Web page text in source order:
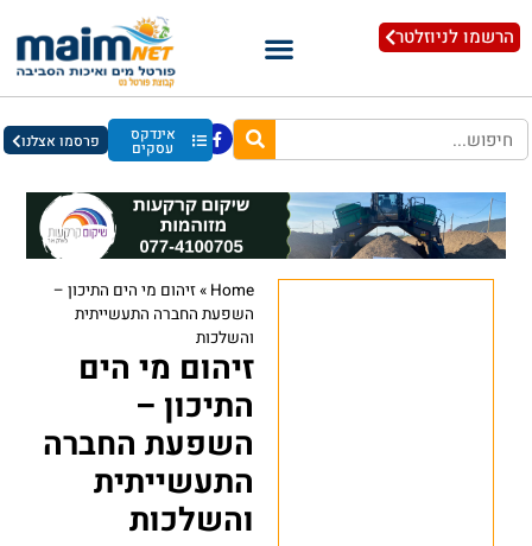
הרשמו לניוזלטר
אינדקס
עסקים פרסמו אצלנו
Home
»זיהום מי הים התיכון –
השפעת החברה התעשייתית
והשלכות
זיהום מי הים
התיכון –
השפעת החברה
התעשייתית
והשלכות